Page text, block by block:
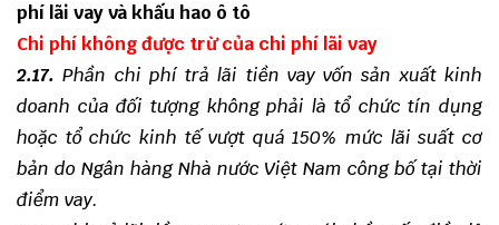
phí lãi vay và khấu hao ô tô
Chi phí không được trừ của chi phí lãi vay
2.17. Phần chi phí trả lãi tiền vay vốn sản xuất kinh
doanh của đối tượng không phải là tổ chức tín dụng
hoặc tổ chức kinh tế vượt quá 150% mức lãi suất cơ
bản do Ngân hàng Nhà nước Việt Nam công bố tại thời
điểm vay.